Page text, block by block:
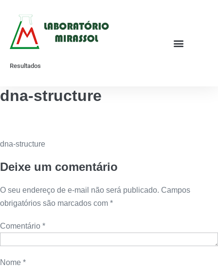
Resultados
dna-structure
dna-structure
Deixe um comentário
O seu endereço de e-mail não será publicado. Campos
obrigatórios são marcados com *
Comentário *
Nome *